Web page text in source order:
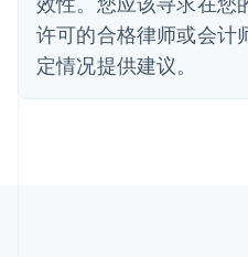
许可的合格律师或会计
定情况提供建议。
Deutsch English
法国
FrançaisEnglish
芬兰